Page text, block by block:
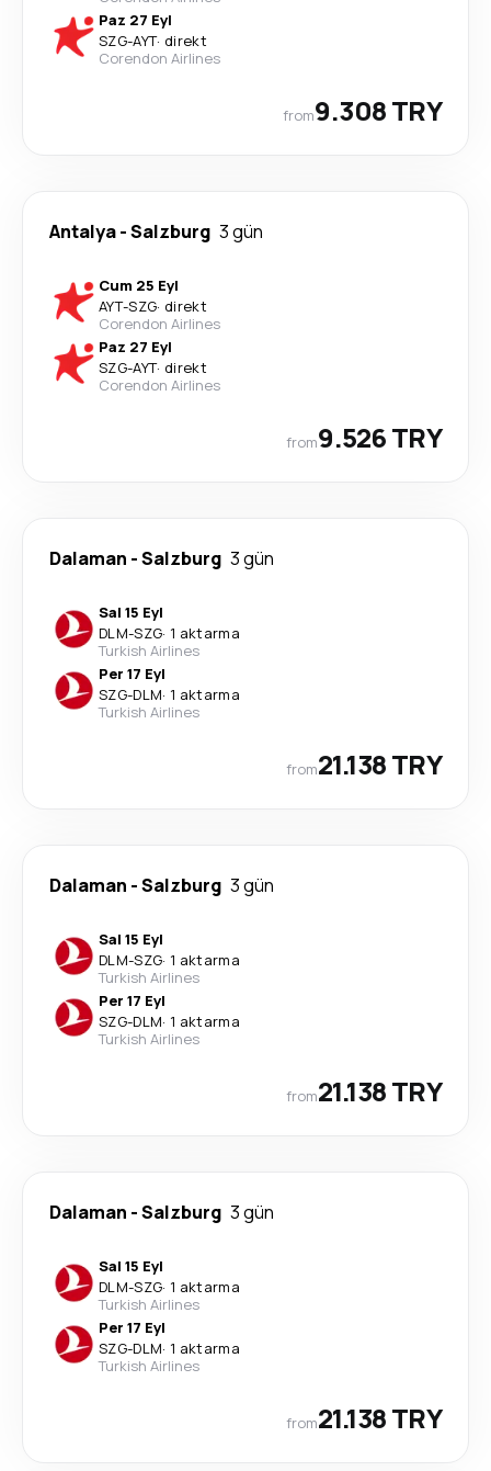
Paz 27 Eyl
SZG-AYT· direkt
Corendon Airlines
from9.308 TRY
Antalya-Salzburg 3 gün
Cum 25 Eyl
AYT-SZG· direkt
Corendon Airlines
Paz 27 Eyl
SZG-AYT· direkt
Corendon Airlines
from9.526 TRY
Dalaman -Salzburg 3 gün
Sal 15 Eyl
DLM-SZG· 1 aktarma
Turkish Airlines
Per 17 Eyl
SZG-DLM· 1 aktarma
Turkish Airlines
from21.138 TRY
Dalaman -Salzburg 3 gün
Sal 15 Eyl
DLM-SZG· 1 aktarma
Turkish Airlines
Per 17 Eyl
SZG-DLM· 1 aktarma
Turkish Airlines
from21.138 TRY
Dalaman -Salzburg 3 gün
Sal 15 Eyl
DLM-SZG· 1 aktarma
Turkish Airlines
Per 17 Eyl
SZG-DLM· 1 aktarma
Turkish Airlines
from21.138 TRY